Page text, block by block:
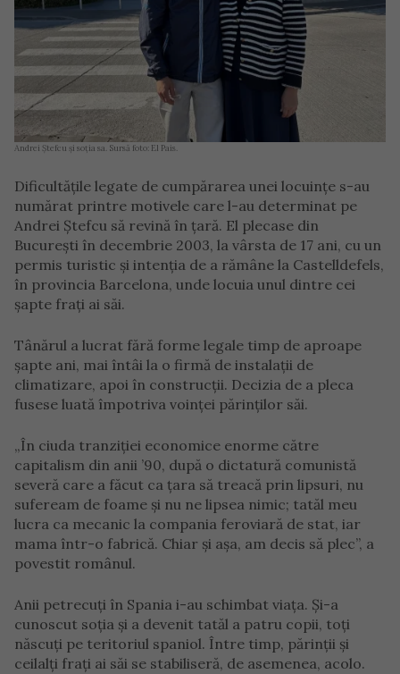
Andrei Ștefcu și soția sa. Sursă foto: El Pais.
Dificultățile legate de cumpărarea unei locuințe s-au
numărat printre motivele care l-au determinat pe
Andrei Ștefcu să revină în țară. El plecase din
București în decembrie 2003, la vârsta de 17 ani, cu un
permis turistic și intenția de a rămâne la Castelldefels,
în provincia Barcelona, unde locuia unul dintre cei
șapte frați ai săi.
Tânărul a lucrat fără forme legale timp de aproape
șapte ani, mai întâi la o firmă de instalații de
climatizare, apoi în construcții. Decizia de a pleca
fusese luată împotriva voinței părinților săi.
„În ciuda tranziției economice enorme către
capitalism din anii ’90, după o dictatură comunistă
severă care a făcut ca țara să treacă prin lipsuri, nu
sufeream de foame și nu ne lipsea nimic; tatăl meu
lucra ca mecanic la compania feroviară de stat, iar
mama într-o fabrică. Chiar și așa, am decis să plec”, a
povestit românul.
Anii petrecuți în Spania i-au schimbat viața. Și-a
cunoscut soția și a devenit tatăl a patru copii, toți
născuți pe teritoriul spaniol. Între timp, părinții și
ceilalți frați ai săi se stabiliseră, de asemenea, acolo.